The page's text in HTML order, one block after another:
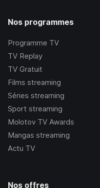
Nos programmes
Programme TV
TV Replay
TV Gratuit
Films streaming
Séries streaming
Sport streaming
Molotov TV Awards
Mangas streaming
Actu TV
Nos offres